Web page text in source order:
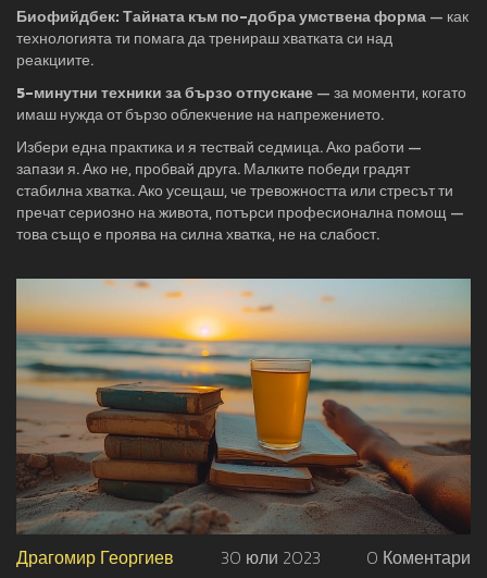
Биофийдбек: Тайната към по-добра умствена форма— как
технологията ти помага да тренираш хватката си над
реакциите.
5-минутни техники за бързо отпускане— за моменти, когато
имаш нужда от бързо облекчение на напрежението.
Избери една практика и я тествай седмица. Ако работи —
запази я. Ако не, пробвай друга. Малките победи градят
стабилна хватка. Ако усещаш, че тревожността или стресът ти
пречат сериозно на живота, потърси професионална помощ —
това също е проява на силна хватка, не на слабост.
Драгомир Георгиев 30 юли 2023 0 Коментари